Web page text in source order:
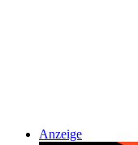
Anzeige